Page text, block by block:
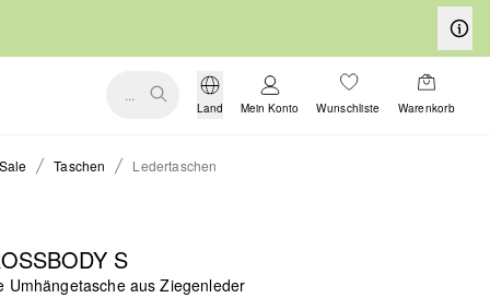
...
Land Mein Konto Wunschliste Warenkorb
Sale Taschen Ledertaschen
S
Umhängetasche aus Ziegenleder